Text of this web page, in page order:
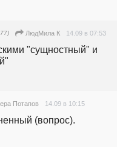
ЛюдМила К 14.09 в 07:53
"сущностный" и
Потапов 14.09 в 10:15
(вопрос).